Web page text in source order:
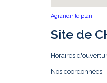
Agrandir le plan
Site de
Horaires
Nos coordonnées: